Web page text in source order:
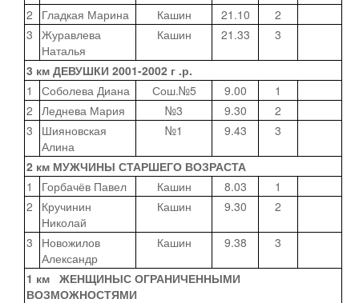
2
Гладкая Марина Кашин 21.10
2
3 Журавлева
Наталья
Кашин 21.33 3
3 км ДЕВУШКИ 2001-2002 г .р.
1
Соболева Диана Сош.№5 9.00
1
2
Леднева Мария №3 9.30
2
3
Шияновская
Алина
№1 9.43 3
2 км МУЖЧИНЫ СТАРШЕГО ВОЗРАСТА
1
Горбачёв Павел Кашин 8.03
1
2
Кручинин
Николай
Кашин 9.30 2
3
Новожилов
Александр
Кашин 9.38 3
1 км ЖЕНЩИНЫС ОГРАНИЧЕННЫМИ
ВОЗМОЖНОСТЯМИ